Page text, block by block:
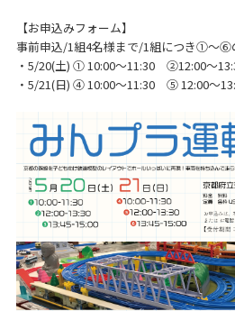
【お申込みフォーム】
事前申込/1組4名様まで/1組につき①～⑥
・5/20(土) ① 10:00～11:30 ②12:00～
・5/21(日) ④ 10:00～11:30 ⑤ 12:00～